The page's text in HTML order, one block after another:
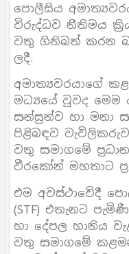
පොලීසිය
විරුද්ධව නීතිමය
වතු ගිනිබත් කරන
ලදී.
අමාත්‍යවරයාගේ
මධ්‍යයේ වුවද මෙම
සන්සුන්ව හා මනා
පිළිබඳව
වතු සමාගමේ
වීරකෝන් මහතාට
එම අවස්ථාවේදී
(STF) එතැනට
හා දේපල හානිය
වතු සමාගමේ